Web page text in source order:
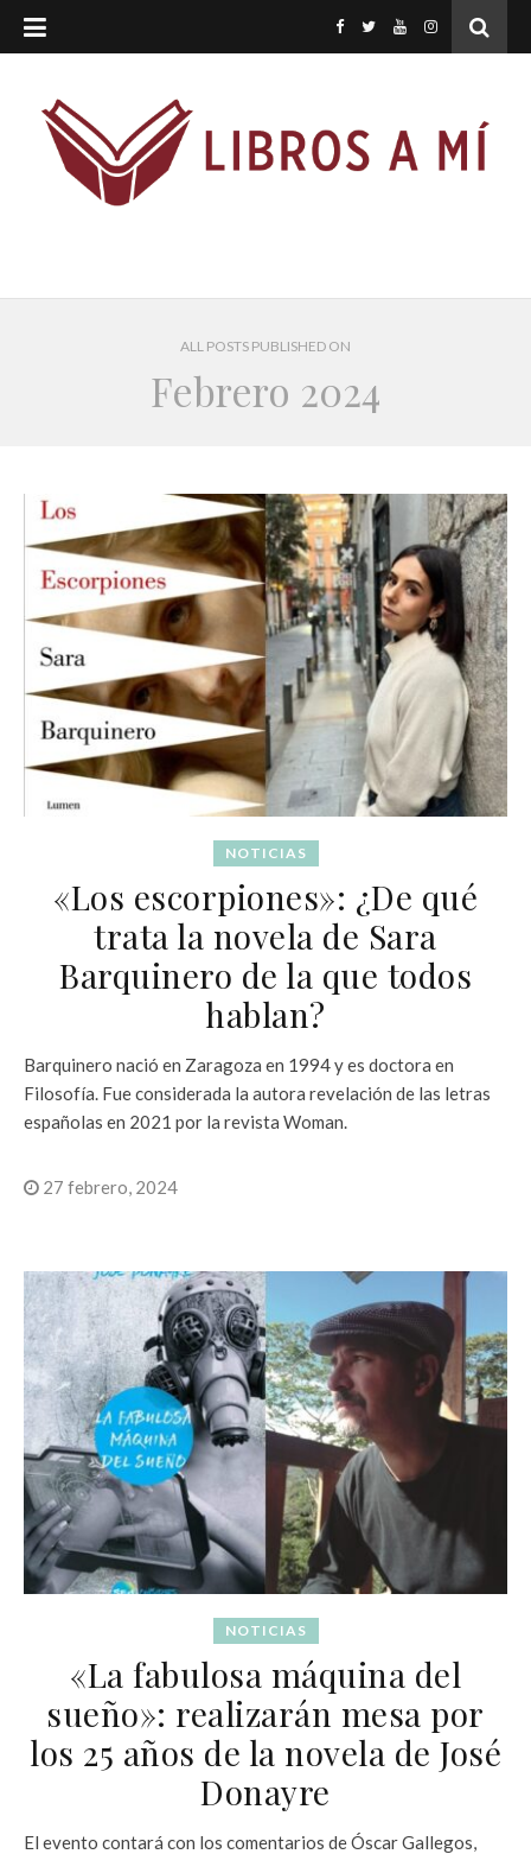
ALL POSTS PUBLISHED ON
Febrero 2024
NOTICIAS
«Los escorpiones»: ¿De qué
trata la novela de Sara
Barquinero de la que todos
hablan?
Barquinero nació en Zaragoza en 1994 y es doctora en
Filosofía. Fue considerada la autora revelación de las letras
españolas en 2021 por la revista Woman.
27 febrero, 2024
NOTICIAS
«La fabulosa máquina del
sueño»: realizarán mesa por
los 25 años de la novela de José
Donayre
El evento contará con los comentarios de Óscar Gallegos,